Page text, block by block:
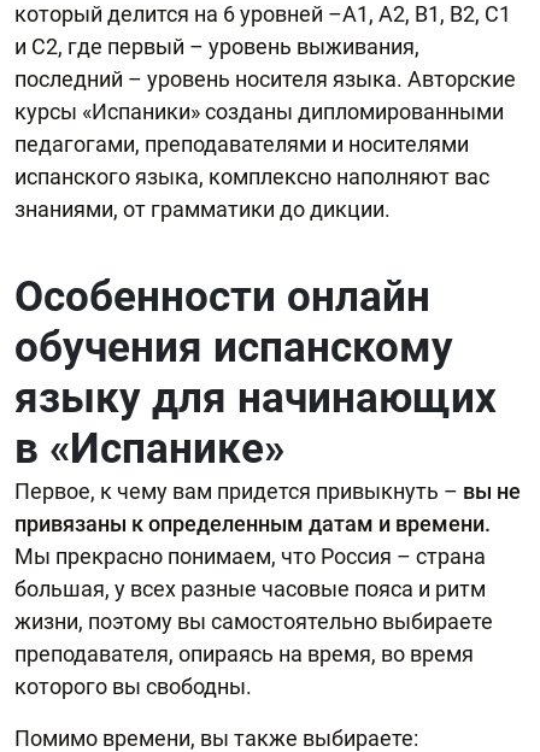
который делится на 6 уровней –А1, А2, В1, В2, С1
и С2, где первый – уровень выживания,
последний – уровень носителя языка. Авторские
курсы «Испаники» созданы дипломированными
педагогами, преподавателями и носителями
испанского языка, комплексно наполняют вас
знаниями, от грамматики до дикции.
Особенности онлайн
обучения испанскому
языку для начинающих
в «Испанике»
Первое, к чему вам придется привыкнуть – вы не
привязаны к определенным датам и времени.
Мы прекрасно понимаем, что Россия – страна
большая, у всех разные часовые пояса и ритм
жизни, поэтому вы самостоятельно выбираете
преподавателя, опираясь на время, во время
которого вы свободны.
Помимо времени, вы также выбираете: